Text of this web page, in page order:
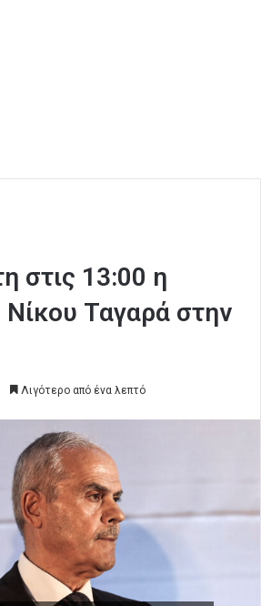
στις 13:00 η
Νίκου Ταγαρά στην
Λιγότερο από ένα λεπτό